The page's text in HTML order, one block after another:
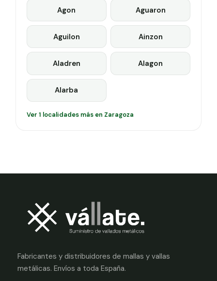
Agon Aguaron
Aguilon Ainzon
Aladren Alagon
Alarba
Ver 1 localidades más en Zaragoza
Fabricantes y distribuidores de mallas y vallas
metálicas. Envíos a toda España.